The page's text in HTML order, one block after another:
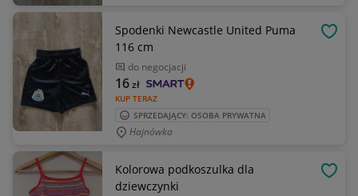
Spodenki Newcastle United Puma
116 cm
do negocjacji
KUP TERAZ
16zł
SPRZEDAJĄCY: OSOBA PRYWATNA
Hajnówka
Kolorowa podkoszulka dla
dziewczynki